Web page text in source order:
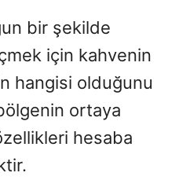
bir şekilde
için kahvenin
hangisi olduğunu
ortaya
hesaba